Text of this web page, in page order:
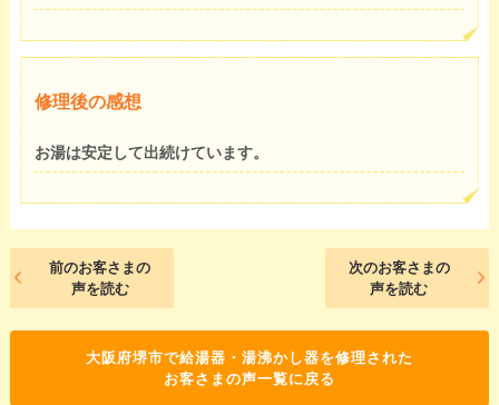
修理後の感想
お湯は安定して出続けています。
前のお客さまの
声を読む
次のお客さまの
声を読む
大阪府堺市で給湯器・湯沸かし器を修理された
お客さまの声一覧に戻る